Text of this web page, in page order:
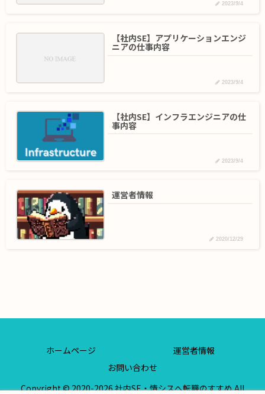
2023/9/4
【社内SE】アプリケーションエンジ
ニアの仕事内容
2023/9/4
【社内SE】インフラエンジニアの仕
事内容
2023/9/4
運営者情報
2020/12/29
ホームページ
運営者情報
お問い合わせ
Copyright © 2020-2026 社内SE・情シスへ転職のすすめ All